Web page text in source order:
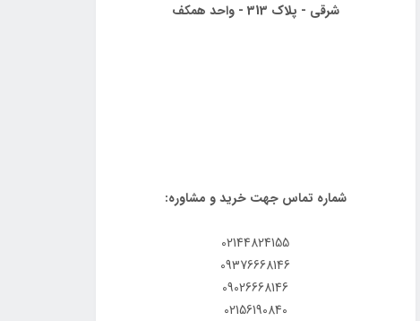
شرقی - پلاک 313 - واحد همکف
شماره تماس جهت خرید و مشاوره:
02144824155
09376668146
09026668146
02156190840